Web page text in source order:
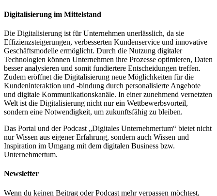
Digitalisierung im Mittelstand
Die Digitalisierung ist für Unternehmen unerlässlich, da sie
Effizienzsteigerungen, verbesserten Kundenservice und innovative
Geschäftsmodelle ermöglicht. Durch die Nutzung digitaler
Technologien können Unternehmen ihre Prozesse optimieren, Daten
besser analysieren und somit fundiertere Entscheidungen treffen.
Zudem eröffnet die Digitalisierung neue Möglichkeiten für die
Kundeninteraktion und -bindung durch personalisierte Angebote
und digitale Kommunikationskanäle. In einer zunehmend vernetzten
Welt ist die Digitalisierung nicht nur ein Wettbewerbsvorteil,
sondern eine Notwendigkeit, um zukunftsfähig zu bleiben.
Das Portal und der Podcast „Digitales Unternehmertum“ bietet nicht
nur Wissen aus eigener Erfahrung, sondern auch Wissen und
Inspiration im Umgang mit dem digitalen Business bzw.
Unternehmertum.
Newsletter
Wenn du keinen Beitrag oder Podcast mehr verpassen möchtest,